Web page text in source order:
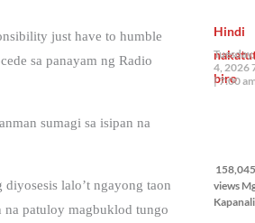
just have to humble
sa panayam ng Radio
sumagi sa isipan na
lalo’t ngayong taon
na patuloy magbuklod tungo
disente,
itong
ligtas,
Hindi
biro
4, 2026
7:00
views